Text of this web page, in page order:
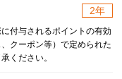
2年
付与されるポイントの有効
クーポン等）で定められた
ください。